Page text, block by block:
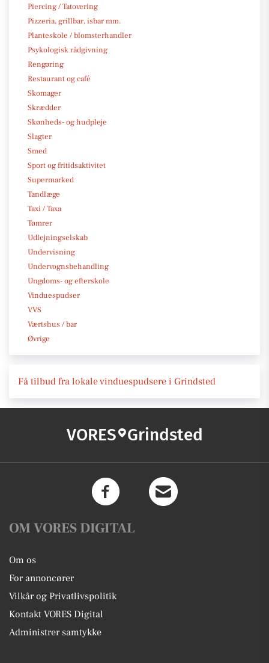
Piercing / Tatovering
Pizzeria, grillbar, isbar mm.
Planteskole / blomsterhandler
Psykologisk rådgivning
Rengøring
Restaurant og café
Skomager
Skrædder
Skønheds- og hudpleje
Slagter
Smed
Sport og fritidsaktivitet
Supermarked
Tandlæge
Taxi / Taxa
Tømrer
Udlejningselskab
Undervisning
Undervognsbehandling
Ungdoms- og efterskole
Vinduespudser
VVS
Værtshus / bar
Øvrige
Få tilbud fra lokale vinduespudsere i Grindsted
VORES Grindsted
OM VORES DIGITAL
Om os
For annoncører
Vilkår og Privatlivspolitik
Kontakt VORES Digital
Administrer samtykke